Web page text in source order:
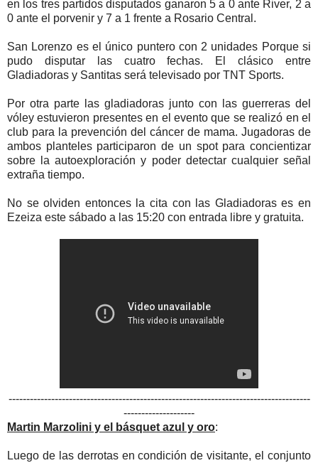
en los tres partidos disputados ganaron 5 a 0 ante River, 2 a
0 ante el porvenir y 7 a 1 frente a Rosario Central.
San Lorenzo es el único puntero con 2 unidades Porque si
pudo disputar las cuatro fechas. El clásico entre
Gladiadoras y Santitas será televisado por TNT Sports.
Por otra parte las gladiadoras junto con las guerreras del
vóley estuvieron presentes en el evento que se realizó en el
club para la prevención del cáncer de mama. Jugadoras de
ambos planteles participaron de un spot para concientizar
sobre la autoexploración y poder detectar cualquier señal
extraña tiempo.
No se olviden entonces la cita con las Gladiadoras es en
Ezeiza este sábado a las 15:20 con entrada libre y gratuita.
-------------------------------------------------------------------------------------
--------------------
Martin Marzolini y el básquet azul y oro:
Luego de las derrotas en condición de visitante, el conjunto